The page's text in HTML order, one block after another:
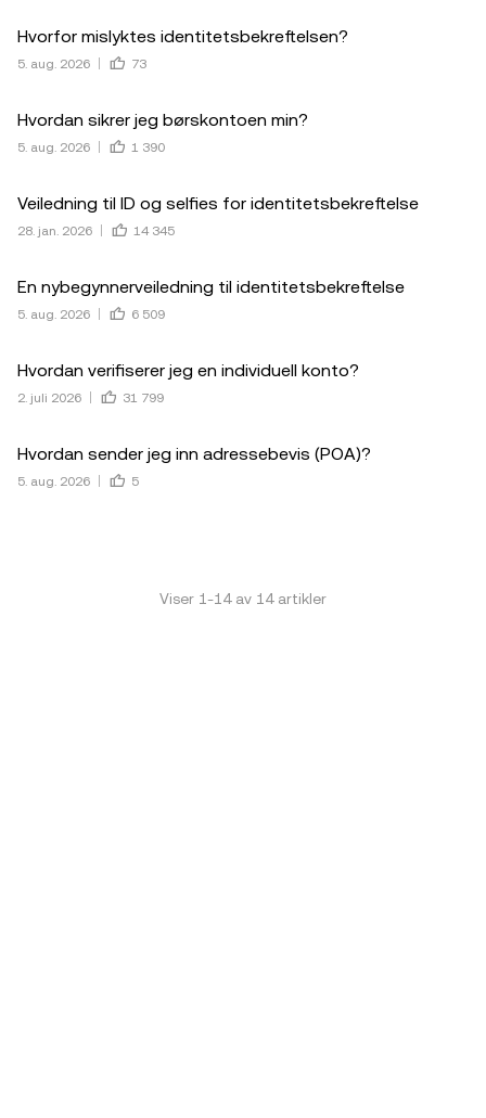
Hvorfor mislyktes identitetsbekreftelsen?
5. aug. 2026 73
Hvordan sikrer jeg børskontoen min?
5. aug. 2026 1 390
Veiledning til ID og selfies for identitetsbekreftelse
28. jan. 2026 14 345
En nybegynnerveiledning til identitetsbekreftelse
5. aug. 2026 6 509
Hvordan verifiserer jeg en individuell konto?
2. juli 2026 31 799
Hvordan sender jeg inn adressebevis (POA)?
5. aug. 2026 5
Viser 1-14av 14artikler